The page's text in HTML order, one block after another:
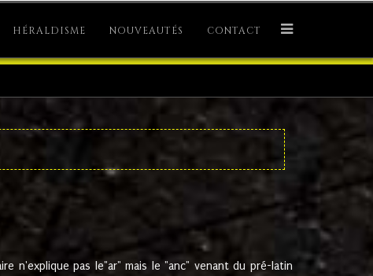
HÉRALDISME NOUVEAUTÉS CONTACT
n'explique pas le"ar" mais le "anc" venant du pré-latin